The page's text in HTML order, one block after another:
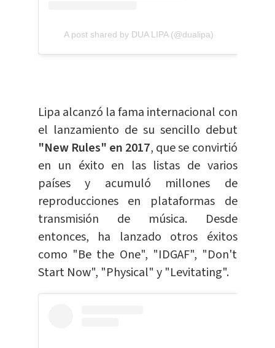
A post shared by DUA LIPA (@dualipa)
Lipa alcanzó la fama internacional con
el lanzamiento de su sencillo debut
"New Rules" en 2017, que se convirtió
en un éxito en las listas de varios
países y acumuló millones de
reproducciones en plataformas de
transmisión de música. Desde
entonces, ha lanzado otros éxitos
como "Be the One", "IDGAF", "Don't
Start Now", "Physical" y "Levitating".